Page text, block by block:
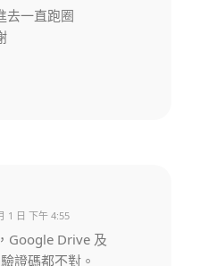
去一直跑圈
1 日 下午 4:55
Google Drive 及
證碼都不對。